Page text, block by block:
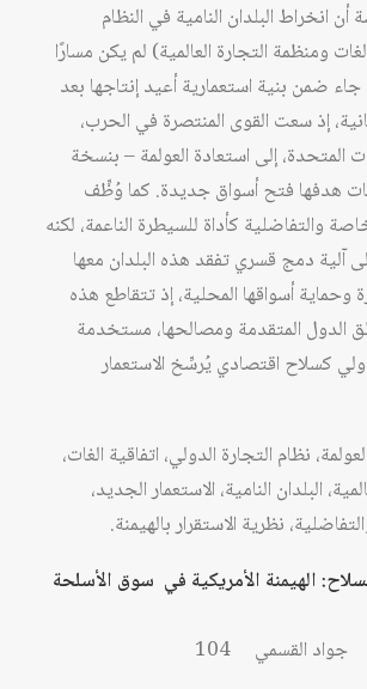
انخراط البلدان النامية في النظام
ومنظمة التجارة العالمية) لم يكن مسارًا
جاء ضمن بنية استعمارية أعيد إنتاجها بعد
إذ سعت القوى المنتصرة في الحرب،
المتحدة، إلى استعادة العولمة – بنسخة
هدفها فتح أسواق جديدة. كما وُظِّف
والتفاضلية كأداة للسيطرة الناعمة، لكنه
آلية دمج قسري تفقد هذه البلدان معها
وحماية أسواقها المحلية، إذ تتقاطع هذه
الدول المتقدمة ومصالحها، مستخدمة
كسلاح اقتصادي يُرسِّخ الاستعمار
العولمة، نظام التجارة الدولي، اتفاقية الغات،
البلدان النامية، الاستعمار الجديد،
نظرية الاستقرار بالهيمنة.
الهيمنة الأمريكية في سوق الأسلحة
جواد القسمي 104